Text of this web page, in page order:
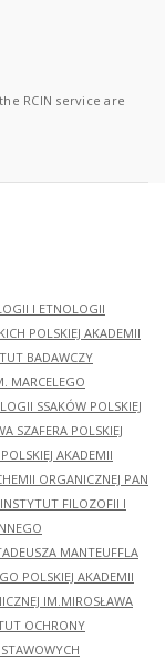
RCIN service are
I ETNOLOGII
POLSKIEJ AKADEMII
BADAWCZY
MARCELEGO
SSAKÓW POLSKIEJ
SZAFERA POLSKIEJ
AKADEMII
ORGANICZNEJ PAN
INSTYTUT FILOZOFII I
MANTEUFFLA
POLSKIEJ AKADEMII
IM.MIROSŁAWA
OCHRONY